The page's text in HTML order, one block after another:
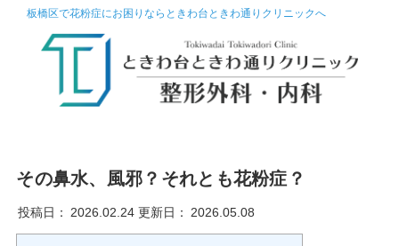
板橋区で花粉症にお困りならときわ台ときわ通りクリニックへ
その鼻水、風邪？それとも花粉症？
更新日： 2026.05.08
投稿日： 2026.02.24